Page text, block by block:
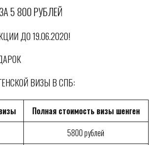
5 800 РУБЛЕЙ
ДО 19.06.2020!
ВИЗЫ В СПБ:
Полная стоимость визы шенген
5800 рублей